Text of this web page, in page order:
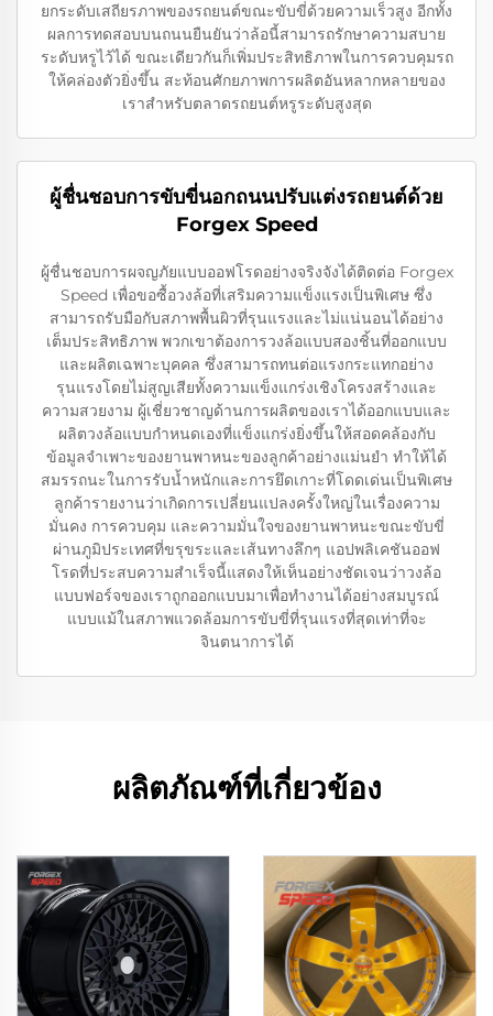
ยกระดับเสถียรภาพของรถยนต์ขณะขับขี่ด้วยความเร็วสูง อีกทั้ง
ผลการทดสอบบนถนนยืนยันว่าล้อนี้สามารถรักษาความสบาย
ระดับหรูไว้ได้ ขณะเดียวกันก็เพิ่มประสิทธิภาพในการควบคุมรถ
ให้คล่องตัวยิ่งขึ้น สะท้อนศักยภาพการผลิตอันหลากหลายของ
เราสำหรับตลาดรถยนต์หรูระดับสูงสุด
ผู้ชื่นชอบการขับขี่นอกถนนปรับแต่งรถยนต์ด้วย
Forgex Speed
ผู้ชื่นชอบการผจญภัยแบบออฟโรดอย่างจริงจังได้ติดต่อ Forgex
Speed เพื่อขอซื้อวงล้อที่เสริมความแข็งแรงเป็นพิเศษ ซึ่ง
สามารถรับมือกับสภาพพื้นผิวที่รุนแรงและไม่แน่นอนได้อย่าง
เต็มประสิทธิภาพ พวกเขาต้องการวงล้อแบบสองชิ้นที่ออกแบบ
และผลิตเฉพาะบุคคล ซึ่งสามารถทนต่อแรงกระแทกอย่าง
รุนแรงโดยไม่สูญเสียทั้งความแข็งแกร่งเชิงโครงสร้างและ
ความสวยงาม ผู้เชี่ยวชาญด้านการผลิตของเราได้ออกแบบและ
ผลิตวงล้อแบบกำหนดเองที่แข็งแกร่งยิ่งขึ้นให้สอดคล้องกับ
ข้อมูลจำเพาะของยานพาหนะของลูกค้าอย่างแม่นยำ ทำให้ได้
สมรรถนะในการรับน้ำหนักและการยึดเกาะที่โดดเด่นเป็นพิเศษ
ลูกค้ารายงานว่าเกิดการเปลี่ยนแปลงครั้งใหญ่ในเรื่องความ
มั่นคง การควบคุม และความมั่นใจของยานพาหนะขณะขับขี่
ผ่านภูมิประเทศที่ขรุขระและเส้นทางลึกๆ แอปพลิเคชันออฟ
โรดที่ประสบความสำเร็จนี้แสดงให้เห็นอย่างชัดเจนว่าวงล้อ
แบบฟอร์จของเราถูกออกแบบมาเพื่อทำงานได้อย่างสมบูรณ์
แบบแม้ในสภาพแวดล้อมการขับขี่ที่รุนแรงที่สุดเท่าที่จะ
จินตนาการได้
ผลิตภัณฑ์ที่เกี่ยวข้อง